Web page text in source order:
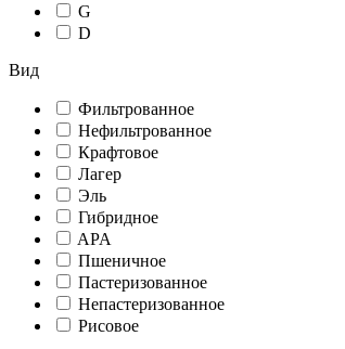
G
D
Вид
Фильтрованное
Нефильтрованное
Крафтовое
Лагер
Эль
Гибридное
APA
Пшеничное
Пастеризованное
Непастеризованное
Рисовое